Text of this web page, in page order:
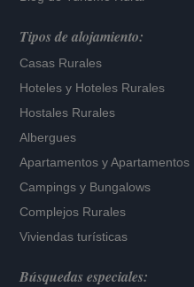
Tipos de alojamiento:
Casas Rurales
Hoteles y Hoteles Rurales
Hostales Rurales
Albergues
Apartamentos yApartamentos
Campings y Bungalows
Complejos Rurales
Viviendas turísticas
Búsquedas especiales: